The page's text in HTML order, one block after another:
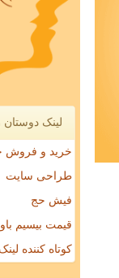
لینک دوستان
خرید و فروش
طراحی سایت
فیش حج
قیمت بیسیم
کوتاه کننده لینک